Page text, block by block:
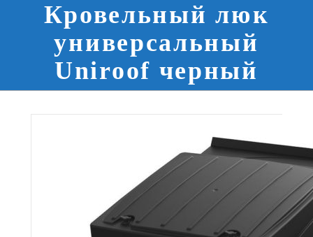
Кровельный люк
универсальный
Uniroof черный